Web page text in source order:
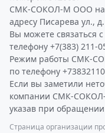
СМК-СОКОЛ-М ООО
адресу Писарева ул.,
Вы можете связаться
телефону +7(383) 211-
Режим работы СМК-
по телефону
Если вы заметили
компании СМК-
указав при
Страница организации